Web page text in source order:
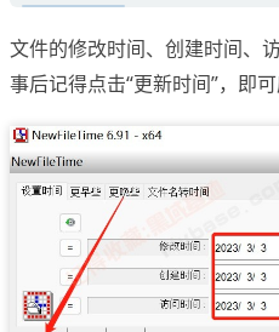
文件的修改时间、创建时间、
事后记得点击“更新时间”，即可